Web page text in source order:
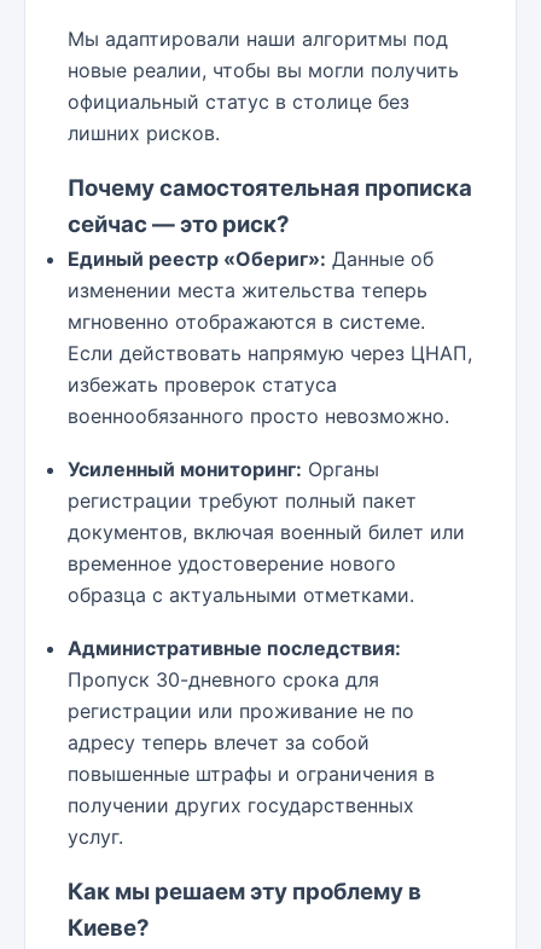
Мы адаптировали наши алгоритмы под
новые реалии, чтобы вы могли получить
официальный статус в столице без
лишних рисков.
Почему самостоятельная прописка
сейчас — это риск?
Единый реестр «Обериг»: Данные об
изменении места жительства теперь
мгновенно отображаются в системе.
Если действовать напрямую через ЦНАП,
избежать проверок статуса
военнообязанного просто невозможно.
Усиленный мониторинг: Органы
регистрации требуют полный пакет
документов, включая военный билет или
временное удостоверение нового
образца с актуальными отметками.
Административные последствия:
Пропуск 30-дневного срока для
регистрации или проживание не по
адресу теперь влечет за собой
повышенные штрафы и ограничения в
получении других государственных
услуг.
Как мы решаем эту проблему в
Киеве?